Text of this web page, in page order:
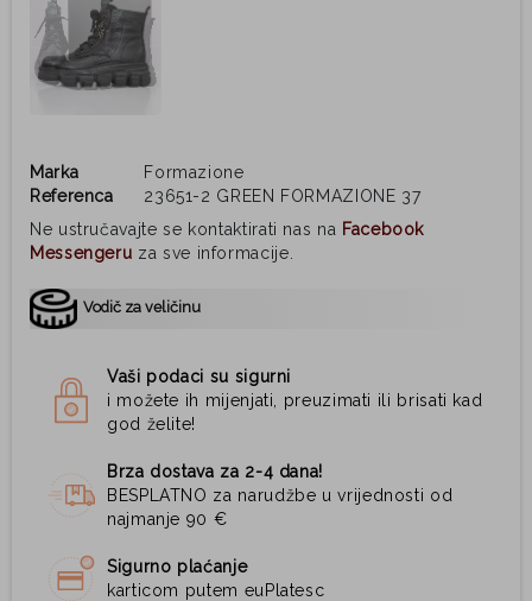
Marka
Formazione
Referenca
23651-2 GREEN FORMAZIONE 37
Ne ustručavajte se kontaktirati nas na Facebook
Messengeru za sve informacije.
Vodič za veličinu
Vaši podaci su sigurni
i možete ih mijenjati, preuzimati ili brisati kad
god želite!
Brza dostava za 2-4 dana!
BESPLATNO za narudžbe u vrijednosti od
najmanje 90 €
Sigurno plaćanje
karticom putem euPlatesc